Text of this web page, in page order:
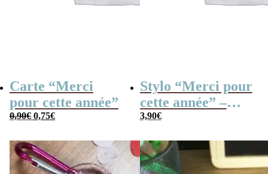
Carte “Merci
pour cette année”
0,90€ Le
était :
0,90€.
0,75€Le
est :
0,75€.
Stylo “Merci pour
cette année” –
Cadeau maîtresse
3,90€